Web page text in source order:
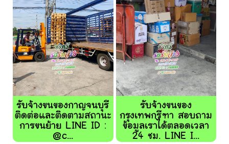
รับจ้างขนของกาญจนบุรี
ติดต่อและติดตามสถานะ
การขนย้าย LINE ID :
@c...
รับจ้างขนของ
กรุงเทพกรีฑา สอบถาม
ข้อมูลเราได้ตลอดเวลา
24 ชม. LINE I...